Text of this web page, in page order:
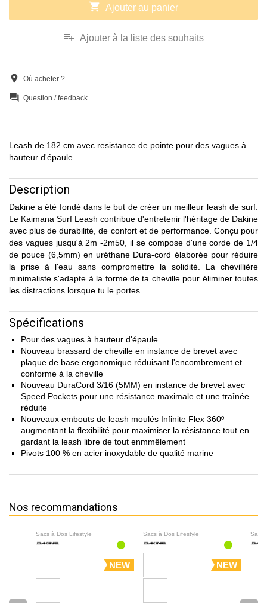
shopping_cart Ajouter au panier
playlist_add Ajouter à la liste des souhaits
location_on Où acheter ?
question_answer Question / feedback
Leash de 182 cm avec resistance de pointe pour des vagues à
hauteur d'épaule.
Description
Dakine a été fondé dans le but de créer un meilleur leash de surf.
Le Kaimana Surf Leash contribue d'entretenir l'héritage de Dakine
avec plus de durabilité, de confort et de performance. Conçu pour
des vagues jusqu'à 2m -2m50, il se compose d'une corde de 1/4
de pouce (6,5mm) en uréthane Dura-cord élaborée pour réduire
la prise à l'eau sans compromettre la solidité. La chevillière
minimaliste s'adapte à la forme de ta cheville pour éliminer toutes
les distractions lorsque tu le portes.
Spécifications
Pour des vagues à hauteur d'épaule
Nouveau brassard de cheville en instance de brevet avec
plaque de base ergonomique réduisant l'encombrement et
conforme à la cheville
Nouveau DuraCord 3/16 (5MM) en instance de brevet avec
Speed Pockets pour une résistance maximale et une traînée
réduite
Nouveaux embouts de leash moulés Infinite Flex 360º
augmentant la flexibilité pour maximiser la résistance tout en
gardant la leash libre de tout enmmêlement
Pivots 100 % en acier inoxydable de qualité marine
Nos recommandations
Sacs à Dos Lifestyle
NEW
Sacs à Dos Lifestyle
NEW
Sacs